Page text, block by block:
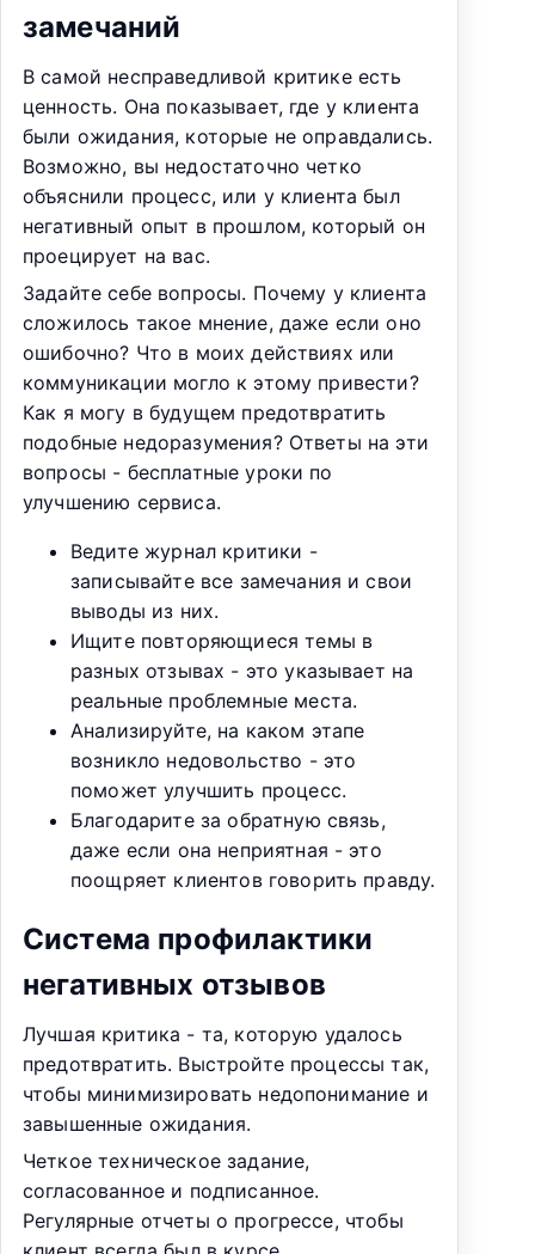
замечаний
В самой несправедливой критике есть
ценность. Она показывает, где у клиента
были ожидания, которые не оправдались.
Возможно, вы недостаточно четко
объяснили процесс, или у клиента был
негативный опыт в прошлом, который он
проецирует на вас.
Задайте себе вопросы. Почему у клиента
сложилось такое мнение, даже если оно
ошибочно? Что в моих действиях или
коммуникации могло к этому привести?
Как я могу в будущем предотвратить
подобные недоразумения? Ответы на эти
вопросы - бесплатные уроки по
улучшению сервиса.
Ведите журнал критики -
записывайте все замечания и свои
выводы из них.
Ищите повторяющиеся темы в
разных отзывах - это указывает на
реальные проблемные места.
Анализируйте, на каком этапе
возникло недовольство - это
поможет улучшить процесс.
Благодарите за обратную связь,
даже если она неприятная - это
поощряет клиентов говорить правду.
Система профилактики
негативных отзывов
Лучшая критика - та, которую удалось
предотвратить. Выстройте процессы так,
чтобы минимизировать недопонимание и
завышенные ожидания.
Четкое техническое задание,
согласованное и подписанное.
Регулярные отчеты о прогрессе, чтобы